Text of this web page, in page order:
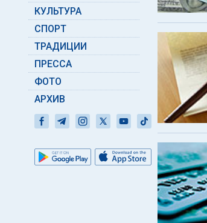
КУЛЬТУРА
СПОРТ
ТРАДИЦИИ
ПРЕССА
ФОТО
АРХИВ